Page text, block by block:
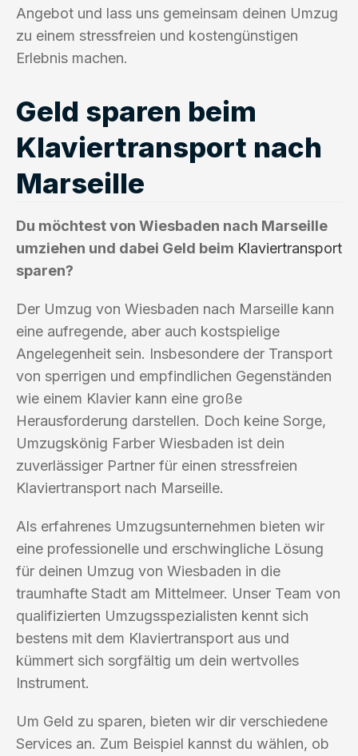
Angebot und lass uns gemeinsam deinen Umzug
zu einem stressfreien und kostengünstigen
Erlebnis machen.
Geld sparen beim
Klaviertransport nach
Marseille
Du möchtest von Wiesbaden nach Marseille
umziehen und dabei Geld beim Klaviertransport
sparen?
Der Umzug von Wiesbaden nach Marseille kann
eine aufregende, aber auch kostspielige
Angelegenheit sein. Insbesondere der Transport
von sperrigen und empfindlichen Gegenständen
wie einem Klavier kann eine große
Herausforderung darstellen. Doch keine Sorge,
Umzugskönig Farber Wiesbaden ist dein
zuverlässiger Partner für einen stressfreien
Klaviertransport nach Marseille.
Als erfahrenes Umzugsunternehmen bieten wir
eine professionelle und erschwingliche Lösung
für deinen Umzug von Wiesbaden in die
traumhafte Stadt am Mittelmeer. Unser Team von
qualifizierten Umzugsspezialisten kennt sich
bestens mit dem Klaviertransport aus und
kümmert sich sorgfältig um dein wertvolles
Instrument.
Um Geld zu sparen, bieten wir dir verschiedene
Services an. Zum Beispiel kannst du wählen, ob